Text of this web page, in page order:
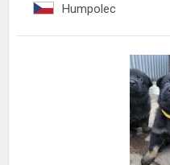
Humpolec